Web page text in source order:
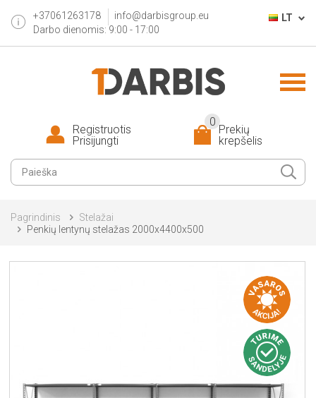
+37061263178
info@darbisgroup.eu
Darbo dienomis: 9:00 - 17:00
LT
Prekių
krepšelis
0
Registruotis
Prisijungti
Pagrindinis
Stelažai
Penkių lentynų stelažas 2000x4400x500